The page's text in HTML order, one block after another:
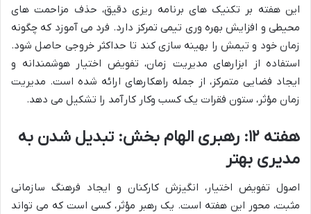
این هفته بر تکنیک های برنامه ریزی دقیق، حذف مزاحمت های
محیطی و افزایش بهره وری تیمی تمرکز دارد. فرد می آموزد که چگونه
زمان خود و تیمش را بهینه سازی کند تا حداکثر خروجی حاصل شود.
استفاده از ابزارهای مدیریت زمان، تفویض اختیار هوشمندانه و
ایجاد فضایی متمرکز، از جمله راهکارهای ارائه شده است. مدیریت
زمان مؤثر، ستون فقرات یک کسب وکار کارآمد را تشکیل می دهد.
هفته ۱۲: رهبری الهام بخش: تبدیل شدن به
مدیری بهتر
اصول تفویض اختیار، انگیزش کارکنان و ایجاد فرهنگ سازمانی
مثبت، محور این هفته است. یک رهبر مؤثر، کسی است که می تواند